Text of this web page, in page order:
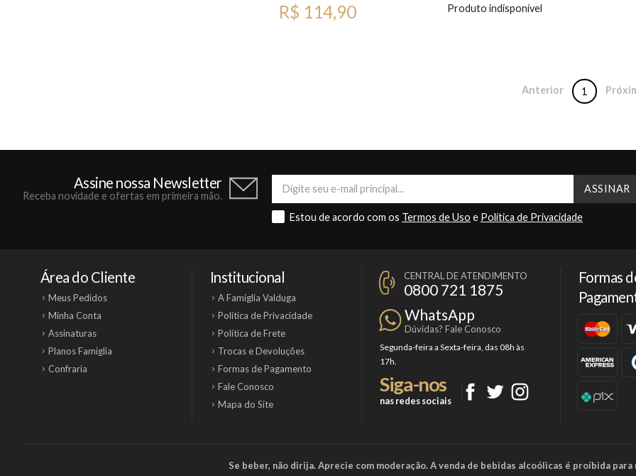
R$ 114,90 Produto indisponível
Anterior 1
Assine nossa Newsletter
Receba novidade e ofertas em primeira mão.
Estou de acordo com os Termos de Uso e Política de Privacidade
Área do Cliente
Meus Pedidos
Minha Conta
Assinaturas
Planos Famiglia
Confraria
Institucional
A Famiglia Valduga
Política de Privacidade
Política de Frete
Trocas e Devoluções
Formas de Pagamento
Fale Conosco
Mapa do Site
CENTRAL DE ATENDIMENTO
0800 721 1875
WhatsApp
Dúvidas? Fale Conosco
Segunda-feira a Sexta-feira, das 08h às
17h.
Siga-nos
nas redes sociais
Formas
Se beber, não dirija. Aprecie com moderação. A venda de bebidas alcoólicas é proíbida para